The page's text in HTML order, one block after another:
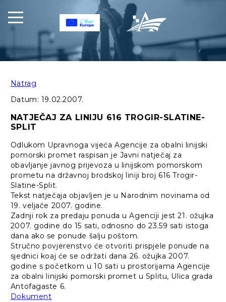
Natrag
Datum: 19.02.2007.
NATJEČAJ ZA LINIJU 616 TROGIR-SLATINE-
SPLIT
Odlukom Upravnoga vijeća Agencije za obalni linijski
pomorski promet raspisan je Javni natječaj za
obavljanje javnog prijevoza u linijskom pomorskom
prometu na državnoj brodskoj liniji broj 616 Trogir-
Slatine-Split.
Tekst natječaja objavljen je u Narodnim novinama od
19. veljače 2007. godine.
Zadnji rok za predaju ponuda u Agenciji jest 21. ožujka
2007. godine do 15 sati, odnosno do 23.59 sati istoga
dana ako se ponude šalju poštom.
Stručno povjerenstvo će otvoriti prispjele ponude na
sjednici koaj će se održati dana 26. ožujka 2007.
godine s početkom u 10 sati u prostorijama Agencije
za obalni linijski pomorski promet u Splitu, Ulica grada
Antofagaste 6.
Dokument